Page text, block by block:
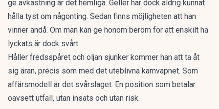
ge avkastning är det hemliga. Geller har dock aldrig kunnat
hålla tyst om någonting. Sedan finns möjligheten att han
vinner ändå. Om man kan ge honom beröm för att enskilt ha
lyckats är dock svårt.
Håller fredsspåret och oljan sjunker kommer han att ta åt
sig äran, precis som med det uteblivna kärnvapnet. Som
affärsmodell är det svårslaget: En position som betalar
oavsett utfall, utan insats och utan risk.